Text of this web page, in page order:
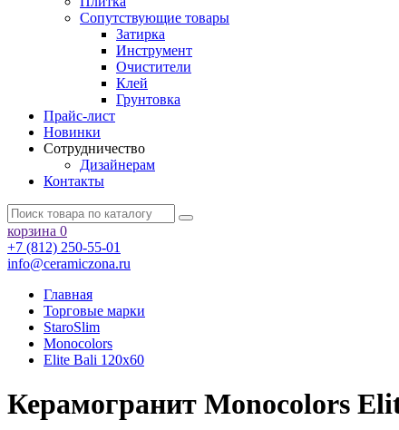
Сопутствующие товары
Затирка
Инструмент
Очистители
Клей
Грунтовка
Прайс-лист
Новинки
Сотрудничество
Дизайнерам
Контакты
корзина 0
+7 (812) 250-55-01
info@ceramiczona.ru
Главная
Торговые марки
StaroSlim
Monocolors
Elite Bali 120x60
Керамогранит Monocolors